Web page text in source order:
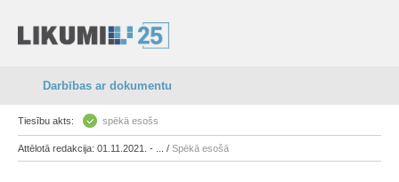
Darbības ar dokumentu
Tiesību akts: spēkā esošs
Attēlotā redakcija: 01.11.2021. - ... / Spēkā esošā